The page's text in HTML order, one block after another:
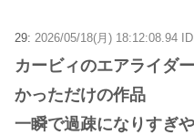
29: 2026/05/18(月) 18:12:08.94
カービィのエアライダ
かっただけの作品
一瞬で過疎になりすぎや